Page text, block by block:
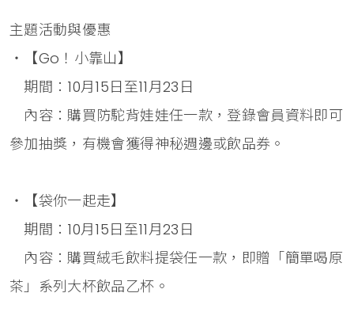
主題活動與優惠
・【Go！小靠山】
期間：10月15日至11月23日
內容：購買防駝背娃娃任一款，登錄會員資料即可
參加抽獎，有機會獲得神秘週邊或飲品券。
・【袋你一起走】
期間：10月15日至11月23日
內容：購買絨毛飲料提袋任一款，即贈「簡單喝原
茶」系列大杯飲品乙杯。